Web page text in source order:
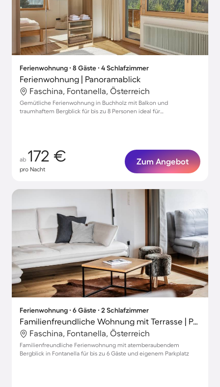
Ferienwohnung ∙ 8 Gäste ∙ 4 Schlafzimmer
Ferienwohnung | Panoramablick
Faschina, Fontanella, Österreich
Gemütliche Ferienwohnung in Buchholz mit Balkon und
traumhaftem Bergblick für bis zu 8 Personen ideal für
ab 172 €
pro Nacht
Zum Angebot
Ferienwohnung ∙ 6 Gäste ∙ 2 Schlafzimmer
Familienfreundliche Wohnung mit Terrasse | Panoramablick | Nah am Skifahren
Faschina, Fontanella, Österreich
Familienfreundliche Ferienwohnung mit atemberaubendem
Bergblick in Fontanella für bis zu 6 Gäste und eigenem Parkplatz